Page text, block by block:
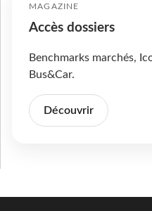
MAGAZINE
Accès dossiers
Benchmarks marchés,
Bus&Car.
Découvrir